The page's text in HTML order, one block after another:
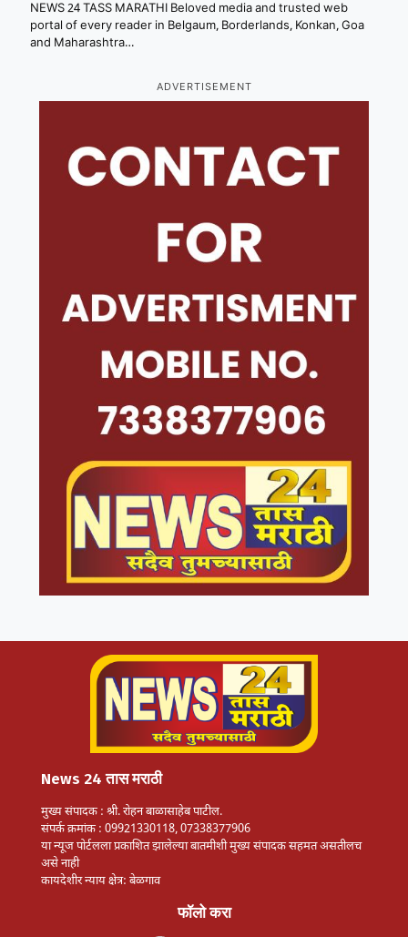
NEWS 24 TASS MARATHI Beloved media and trusted web
portal of every reader in Belgaum, Borderlands, Konkan, Goa
and Maharashtra…
ADVERTISEMENT
News 24 तास मराठी
मुख्य संपादक : श्री. रोहन बाळासाहेब पाटील.
संपर्क क्रमांक : 09921330118, 07338377906
या न्यूज पोर्टलला प्रकाशित झालेल्या बातमीशी मुख्य संपादक सहमत असतीलच
असे नाही
कायदेशीर न्याय क्षेत्र: बेळगाव
फॉलो करा